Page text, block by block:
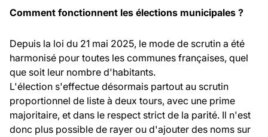
Comment fonctionnent les élections municipales ?
Depuis la loi du 21 mai 2025, le mode de scrutin a été
harmonisé pour toutes les communes françaises, quel
que soit leur nombre d'habitants.
L'élection s'effectue désormais partout au scrutin
proportionnel de liste à deux tours, avec une prime
majoritaire, et dans le respect strict de la parité. Il n'est
donc plus possible de rayer ou d'ajouter des noms sur